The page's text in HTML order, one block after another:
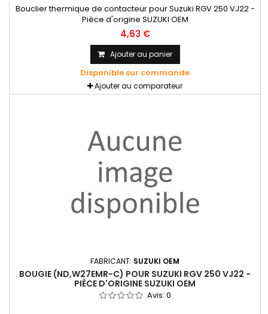
Bouclier thermique de contacteur pour Suzuki RGV 250 VJ22 -
Pièce d'origine SUZUKI OEM
4,63 €
Ajouter au panier
Disponible sur commande
Ajouter au comparateur
FABRICANT: SUZUKI OEM
BOUGIE (ND,W27EMR-C) POUR SUZUKI RGV 250 VJ22 -
PIÈCE D'ORIGINE SUZUKI OEM
Avis: 0